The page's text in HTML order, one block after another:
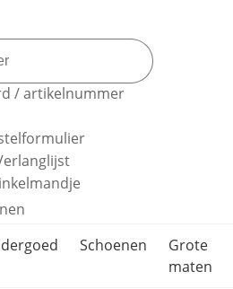
/ artikelnummer
Schoenen
Grote
maten